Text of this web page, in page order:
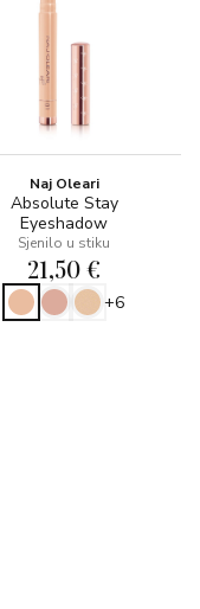
Naj Oleari
Absolute Stay
Eyeshadow
Sjenilo u stiku
21,50 €
+6